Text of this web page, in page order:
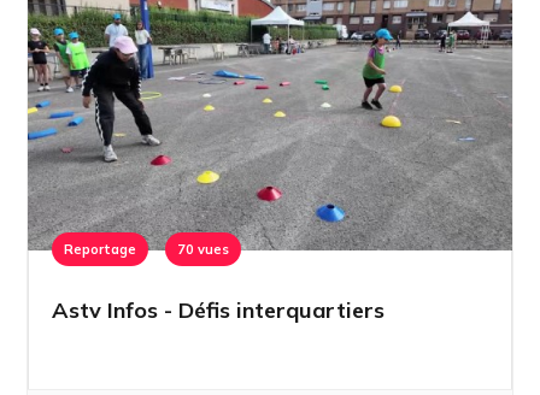
Reportage 70 vues
Astv Infos - Défis interquartiers